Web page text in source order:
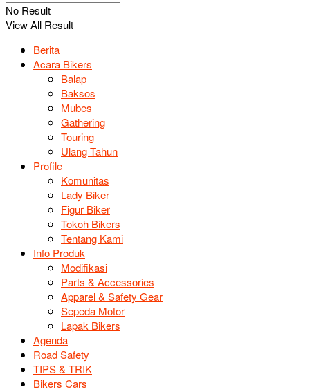
No Result
View All Result
Berita
Acara Bikers
Balap
Baksos
Mubes
Gathering
Touring
Ulang Tahun
Profile
Komunitas
Lady Biker
Figur Biker
Tokoh Bikers
Tentang Kami
Info Produk
Modifikasi
Parts & Accessories
Apparel & Safety Gear
Sepeda Motor
Lapak Bikers
Agenda
Road Safety
TIPS & TRIK
Bikers Cars